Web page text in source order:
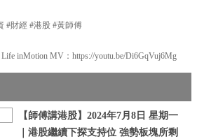
#財經 #港股 #黃師傅
inMotion MV：https://youtu.be/Di6GqVuj6Mg
【師傅講港股】2024年7月8日 星期一
｜港股繼續下探支持位 強勢板塊所剩